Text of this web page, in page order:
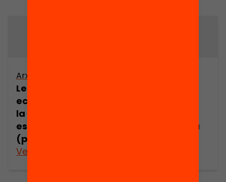
Arxiu
Les implicacions
econòmiques de
la immigració
estrangera
(part 2)
Veure’n més
per l’economia